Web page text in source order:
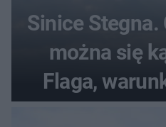
Sinice Stegna.
można się
Flaga,